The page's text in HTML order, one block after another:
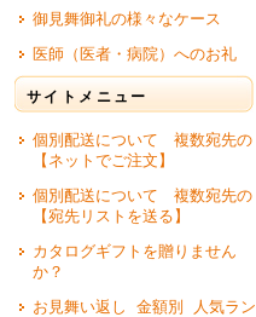
御見舞御礼の様々なケース
医師（医者・病院）へのお礼
サイトメニュー
個別配送について 複数宛先の
【ネットでご注文】
個別配送について 複数宛先の
【宛先リストを送る】
カタログギフトを贈りません
か？
お見舞い返し 金額別 人気ラン